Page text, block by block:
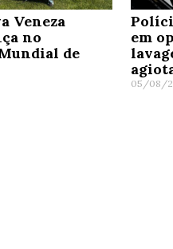
Veneza
no
de
em
05/08/